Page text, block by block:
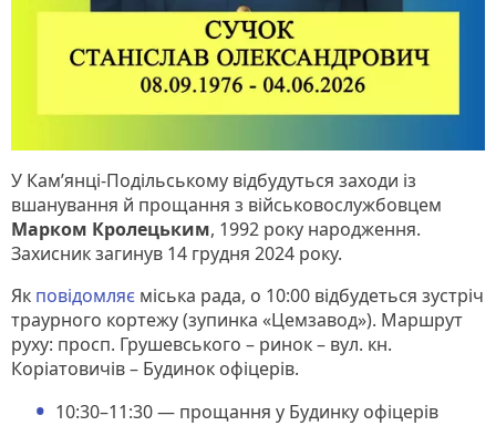
У Кам’янці-Подільському відбудуться заходи із
вшанування й прощання з військовослужбовцем
Марком Кролецьким, 1992 року народження.
Захисник загинув 14 грудня 2024 року.
Як повідомляє міська рада, о 10:00 відбудеться зустріч
траурного кортежу (зупинка «Цемзавод»). Маршрут
руху: просп. Грушевського – ринок – вул. кн.
Коріатовичів – Будинок офіцерів.
10:30–11:30 — прощання у Будинку офіцерів